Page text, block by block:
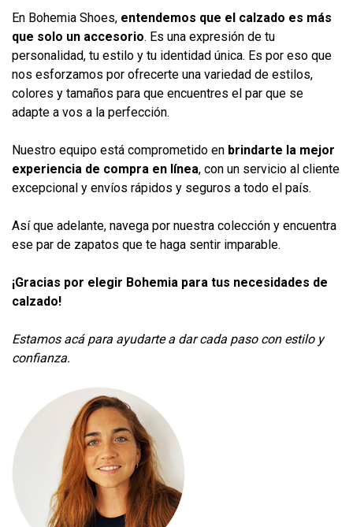
En Bohemia Shoes, entendemos que el calzado es más
que solo un accesorio. Es una expresión de tu
personalidad, tu estilo y tu identidad única. Es por eso que
nos esforzamos por ofrecerte una variedad de estilos,
colores y tamaños para que encuentres el par que se
adapte a vos a la perfección.
Nuestro equipo está comprometido en brindarte la mejor
experiencia de compra en línea, con un servicio al cliente
excepcional y envíos rápidos y seguros a todo el país.
Así que adelante, navega por nuestra colección y encuentra
ese par de zapatos que te haga sentir imparable.
¡Gracias por elegir Bohemia para tus necesidades de
calzado!
Estamos acá para ayudarte a dar cada paso con estilo y
confianza.